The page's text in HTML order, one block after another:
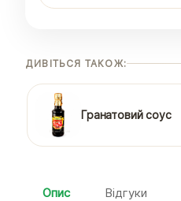
ДИВІТЬСЯ ТАКОЖ:
Гранатовий соус
Опис Відгуки